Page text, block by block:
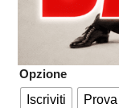
Opzione
Iscriviti
Prova